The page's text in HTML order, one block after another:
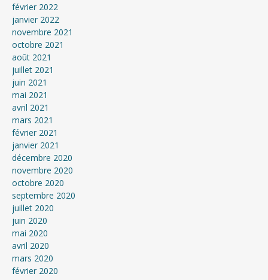
février 2022
janvier 2022
novembre 2021
octobre 2021
août 2021
juillet 2021
juin 2021
mai 2021
avril 2021
mars 2021
février 2021
janvier 2021
décembre 2020
novembre 2020
octobre 2020
septembre 2020
juillet 2020
juin 2020
mai 2020
avril 2020
mars 2020
février 2020